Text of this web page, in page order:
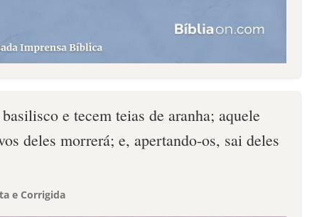
e tecem teias de aranha; aquele
deles morrerá; e, apertando-os, sai deles
e Corrigida